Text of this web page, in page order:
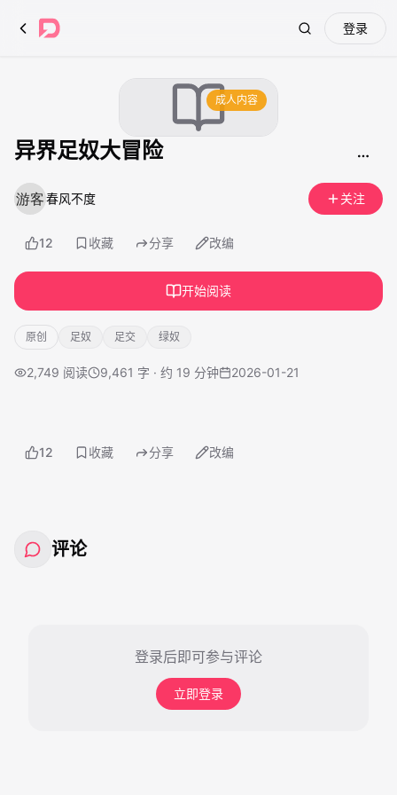
Search登录
成人内容
异界足奴大冒险
春风不度 关注
12 收藏 分享 改编
开始阅读
原创 足奴 足交 绿奴
2,749 阅读 9,461 字 · 约 19 分钟 2026-01-21
12 收藏 分享 改编
评论
登录后即可参与评论
立即登录